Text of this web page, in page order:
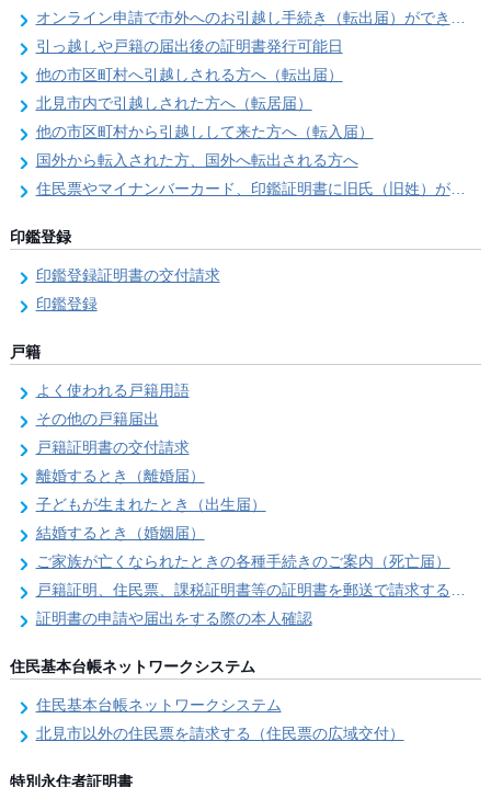
オンライン申請で市外へのお引越し手続き（転出届）ができます
引っ越しや戸籍の届出後の証明書発行可能日
他の市区町村へ引越しされる方へ（転出届）
北見市内で引越しされた方へ（転居届）
他の市区町村から引越しして来た方へ（転入届）
国外から転入された方、国外へ転出される方へ
住民票やマイナンバーカード、印鑑証明書に旧氏（旧姓）が併記できるようになりました！
印鑑登録
印鑑登録証明書の交付請求
印鑑登録
戸籍
よく使われる戸籍用語
その他の戸籍届出
戸籍証明書の交付請求
離婚するとき（離婚届）
子どもが生まれたとき（出生届）
結婚するとき（婚姻届）
ご家族が亡くなられたときの各種手続きのご案内（死亡届）
戸籍証明、住民票、課税証明書等の証明書を郵送で請求する際の本人確認
証明書の申請や届出をする際の本人確認
住民基本台帳ネットワークシステム
住民基本台帳ネットワークシステム
北見市以外の住民票を請求する（住民票の広域交付）
特別永住者証明書